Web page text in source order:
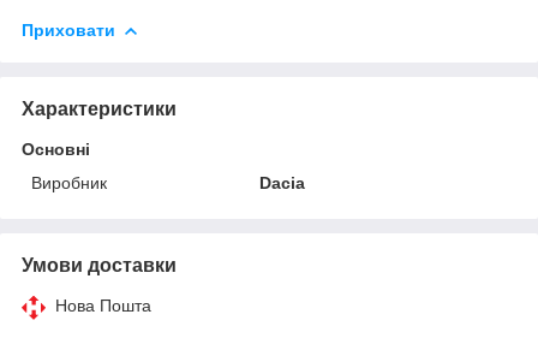
Приховати
Характеристики
Основні
Виробник
Dacia
Умови доставки
Нова Пошта